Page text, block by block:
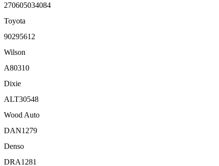
270605034084
Toyota
90295612
Wilson
A80310
Dixie
ALT30548
Wood Auto
DAN1279
Denso
DRA1281